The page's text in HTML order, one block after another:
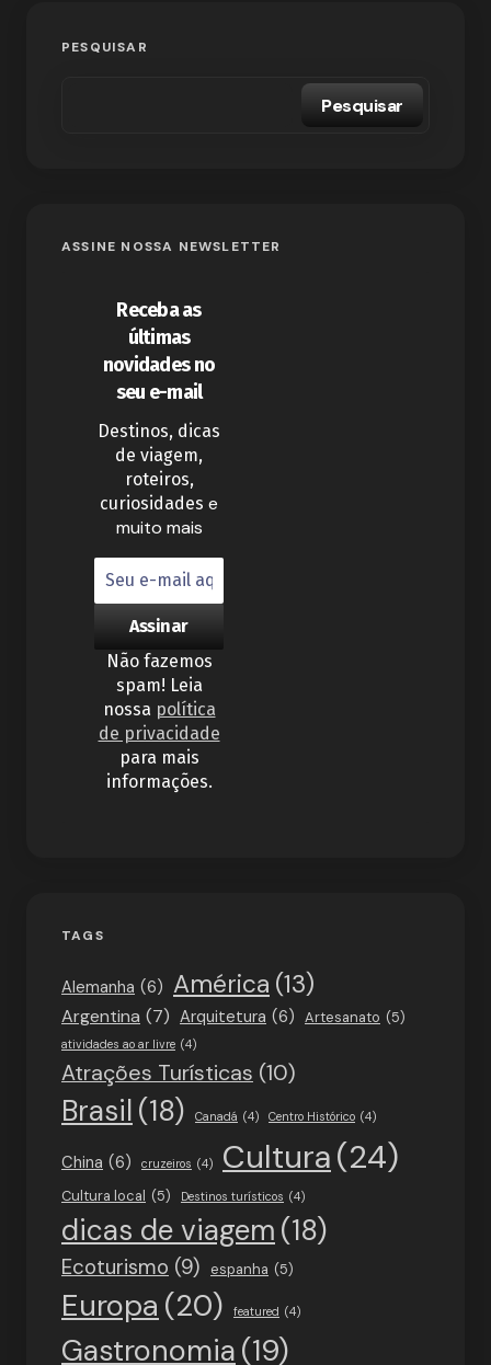
PESQUISAR
Pesquisar
ASSINE NOSSA NEWSLETTER
Receba as
últimas
novidades no
seu e-mail
Destinos, dicas
de viagem,
roteiros,
curiosidades e
muito mais
Não fazemos
spam! Leia
nossa política
de privacidade
para mais
informações.
TAGS
Alemanha (6) América (13)
Argentina (7) Arquitetura (6) Artesanato (5)
atividades ao ar livre (4)
Atrações Turísticas (10)
Brasil (18) Canadá (4) Centro Histórico (4)
China (6) cruzeiros (4) Cultura(24)
Cultura local (5) Destinos turísticos (4)
dicas de viagem (18)
Ecoturismo (9) espanha (5)
Europa (20) featured (4)
Gastronomia (19)